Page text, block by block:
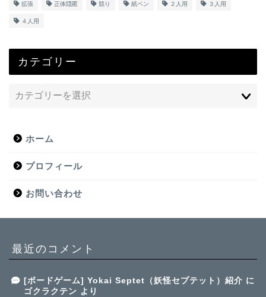
拡張 正体隠匿 競り 紙ペン ２人用 ３人用
４人用
カテゴリー
ホーム
プロフィール
お問い合わせ
最近のコメント
[ボードゲーム] Yokai Septet（妖怪セプテット）紹介 に
ゴクラクテン より